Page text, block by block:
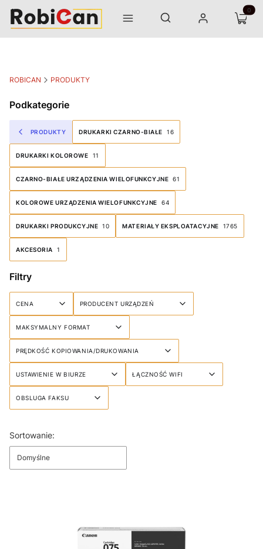
Menu Otwórz wyszukiwarkę
Szukaj Zaloguj się Koszyk
ROBICAN PRODUKTY
Podkategorie
PRODUKTY DRUKARKI CZARNO-BIAŁE 16
DRUKARKI KOLOROWE 11
CZARNO-BIAŁE URZĄDZENIA WIELOFUNKCYJNE 61
KOLOROWE URZĄDZENIA WIELOFUNKCYJNE 64
DRUKARKI PRODUKCYJNE 10 MATERIAŁY EKSPLOATACYJNE 1765
AKCESORIA 1
Filtry
CENA PRODUCENT URZĄDZEŃ
MAKSYMALNY FORMAT
PRĘDKOŚĆ KOPIOWANIA/DRUKOWANIA
USTAWIENIE W BIURZE ŁĄCZNOŚĆ WIFI
OBSLUGA FAKSU
Lista produktów
Sortowanie:
Domyślne